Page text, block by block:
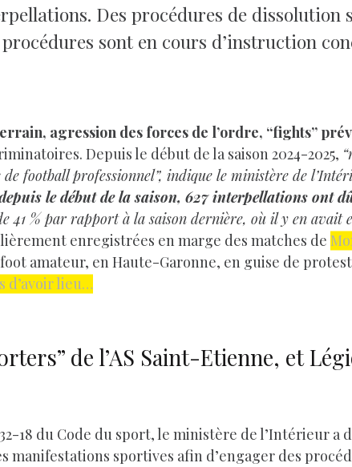
Des procédures de dissolution
sont en cours d’instruction
agression des forces de l’ordre, “fights”
Depuis le début de la saison 2024-2025,
football professionnel”, indique le ministère de
le début de la saison, 627 interpellations ont
41 % par rapport à la saison dernière, où il y en avait
enregistrées en marge des matches de
amateur, en Haute-Garonne, en guise de
d’avoir lieu…
de l’AS Saint-Etienne, et
18 du Code du sport, le ministère de l’Intérieur a
sportives afin d’engager des